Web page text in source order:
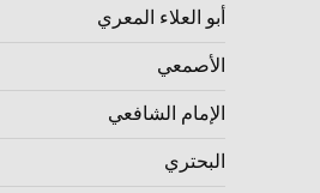
أبو العلاء المعري
الأصمعي
الإمام الشافعي
البحتري